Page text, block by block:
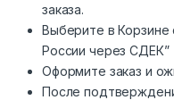
заказа.
Выберите в Корзине
России через СДЕК”
Оформите заказ и
После